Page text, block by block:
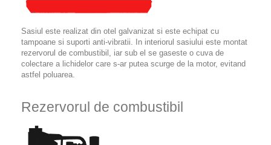
Sasiul este realizat din otel galvanizat si este echipat cu
tampoane si suporti anti-vibratii. In interiorul sasiului este montat
rezervorul de combustibil, iar sub el se gaseste o cuva de
colectare a lichidelor care s-ar putea scurge de la motor, evitand
astfel poluarea.
Rezervorul de combustibil